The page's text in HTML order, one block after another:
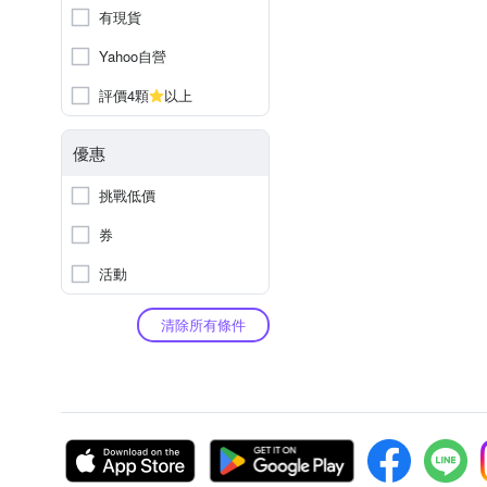
有現貨
Yahoo自營
評價4顆
以上
優惠
挑戰低價
券
活動
清除所有條件